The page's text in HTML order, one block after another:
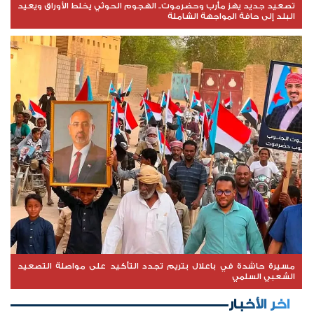
تصعيد جديد يهز مأرب وحضرموت.. الهجوم الحوثي يخلط الأوراق ويعيد
البلد إلى حافة المواجهة الشاملة
مسيرة حاشدة في باعلال بتريم تجدد التأكيد على مواصلة التصعيد
الشعبي السلمي
اخر الأخبار